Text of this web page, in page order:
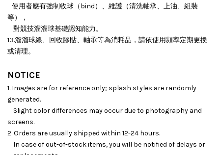
使用者應有強制收球（bind）、維護（清洗軸承、上油、組裝
等），
對競技溜溜球基礎認知能力。
13.溜溜球線、回收膠貼、軸承等為消耗品，請依使用頻率定期更換
或清理。
NOTICE
1. Images are for reference only; splash styles are randomly
generated.
Slight color differences may occur due to photography and
screens.
2. Orders are usually shipped within 12-24 hours.
In case of out-of-stock items, you will be notified of delays or